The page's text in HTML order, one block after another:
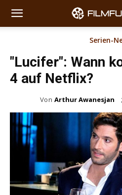
Serien-
"Lucifer": Wann
4 auf Netflix?
Von Arthur Awanesjan